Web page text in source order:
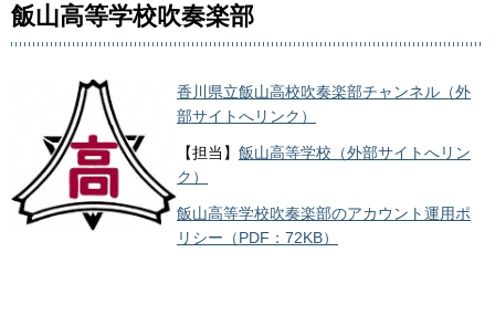
飯山高等学校吹奏楽部
香川県立飯山高校吹奏楽部チャンネル（外
部サイトへリンク）
【担当】 飯山高等学校（外部サイトへリン
ク）
飯山高等学校吹奏楽部のアカウント運用ポ
リシー（PDF：72KB）